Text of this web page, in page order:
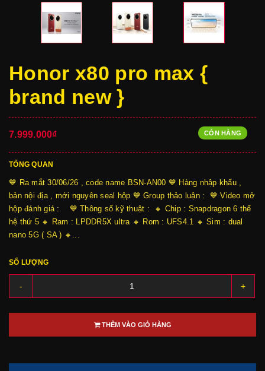
Honor x80 pro max {
brand new }
7.999.000₫ CÒN HÀNG
TỔNG QUAN
💙 Ra mắt 30/06/26 , code name BSN-AN00 💙 Hàng nhập khẩu ,
bản nội địa , mới nguyên seal hộp 💙 Group thảo luận : 💙 Video mở
hộp đánh giá : 💙 Thông số kỹ thuật : 🔸 Chip : Snapdragon 6 thế
hệ thứ 5 🔸 Ram : LPDDR5X ultra 🔸 Rom : UFS4.1 🔸 Sim : dual
nano 5G ( SA ) 🔸...
SỐ LƯỢNG
- +
THÊM VÀO GIỎ HÀNG